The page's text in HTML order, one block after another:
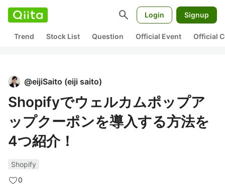
search Login Signup
Trend Stock List Question Official Event Official
@eijiSaito (eiji saito)
Shopifyでウェルカムポップア
ップクーポンを導入する方法を
4つ紹介！
Shopify
0